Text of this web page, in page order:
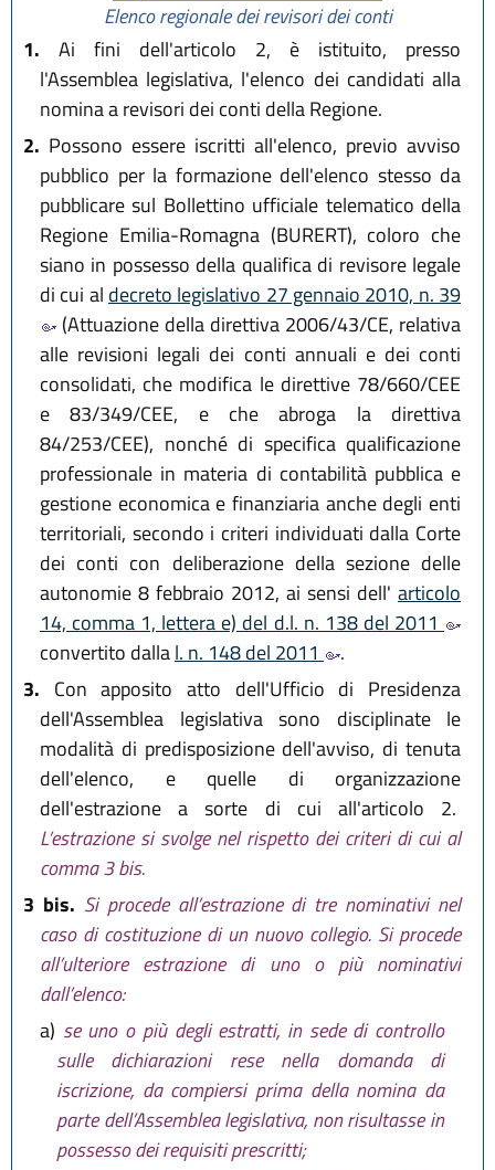
Elenco regionale dei revisori dei conti
1. Ai fini dell'articolo 2, è istituito, presso
l'Assemblea legislativa, l'elenco dei candidati alla
nomina a revisori dei conti della Regione.
2. Possono essere iscritti all'elenco, previo avviso
pubblico per la formazione dell'elenco stesso da
pubblicare sul Bollettino ufficiale telematico della
Regione Emilia-Romagna (BURERT), coloro che
siano in possesso della qualifica di revisore legale
di cui al decreto legislativo 27 gennaio 2010, n. 39
(Attuazione della direttiva 2006/43/CE, relativa
alle revisioni legali dei conti annuali e dei conti
consolidati, che modifica le direttive 78/660/CEE
e 83/349/CEE, e che abroga la direttiva
84/253/CEE), nonché di specifica qualificazione
professionale in materia di contabilità pubblica e
gestione economica e finanziaria anche degli enti
territoriali, secondo i criteri individuati dalla Corte
dei conti con deliberazione della sezione delle
autonomie 8 febbraio 2012, ai sensi dell' articolo
14, comma 1, lettera e) del d.l. n. 138 del 2011
convertito dallal. n. 148 del 2011
.
3. Con apposito atto dell'Ufficio di Presidenza
dell'Assemblea legislativa sono disciplinate le
modalità di predisposizione dell'avviso, di tenuta
dell'elenco, e quelle di organizzazione
dell'estrazione a sorte di cui all'articolo 2.
L’estrazione si svolge nel rispetto dei criteri di cui al
comma 3 bis.
3 bis. Si procede all’estrazione di tre nominativi nel
caso di costituzione di un nuovo collegio. Si procede
all’ulteriore estrazione di uno o più nominativi
dall’elenco:
a) se uno o più degli estratti, in sede di controllo
sulle dichiarazioni rese nella domanda di
iscrizione, da compiersi prima della nomina da
parte dell’Assemblea legislativa, non risultasse in
possesso dei requisiti prescritti;